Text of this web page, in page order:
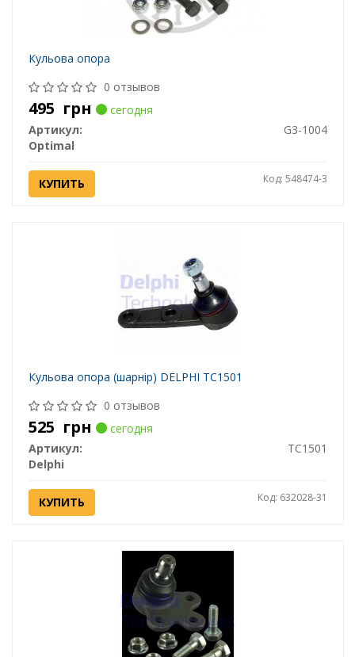
Кульова опора
0 отзывов
495 грн
сегодня
Артикул:
G3-1004
Optimal
КУПИТЬ Код: 548474-3
Кульова опора (шарнір) DELPHI TC1501
0 отзывов
525 грн
сегодня
Артикул:
TC1501
Delphi
КУПИТЬ Код: 632028-31